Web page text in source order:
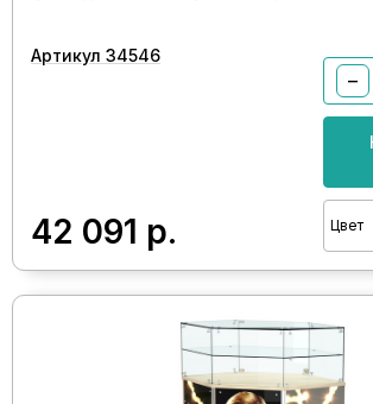
Артикул 34546
42 091 р.
−
Цвет